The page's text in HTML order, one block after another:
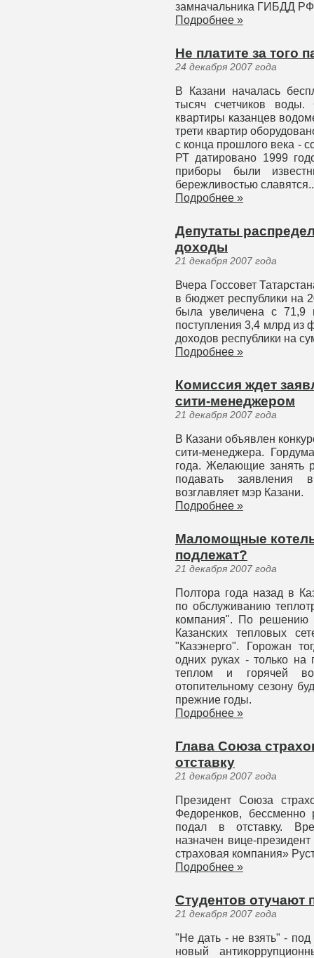
замначальника ГИБДД
Подробнее »
Не платите за того
24 декабря 2007 года
В Казани началась
тысяч счетчиков
квартиры казанцев
трети квартир
с конца прошлого века -
РТ датировано 1999
приборы были
бережливостью
Подробнее »
Депутаты
доходы
21 декабря 2007 года
Вчера Госсовет
в бюджет республики на
была увеличена с 71,9
поступления 3,4 млрд из
доходов республики на
Подробнее »
Комиссия ждет
сити-менеджером
21 декабря 2007 года
В Казани объявлен
сити-менеджера.
года. Желающие занять
подавать заявления
возглавляет мэр Казани.
Подробнее »
Маломощные
подлежат?
21 декабря 2007 года
Полтора года назад в
по обслуживанию
компания". По решению
Казанских тепловых
"Казэнерго". Горожан
одних руках - только на
теплом и горячей
отопительному сезону
прежние годы.
Подробнее »
Глава Союза
отставку
21 декабря 2007 года
Президент Союза
Федоренков, бессменно
подал в отставку.
назначен вице-
страховая компания»
Подробнее »
Студентов отучают
21 декабря 2007 года
"Не дать - не взять" -
новый